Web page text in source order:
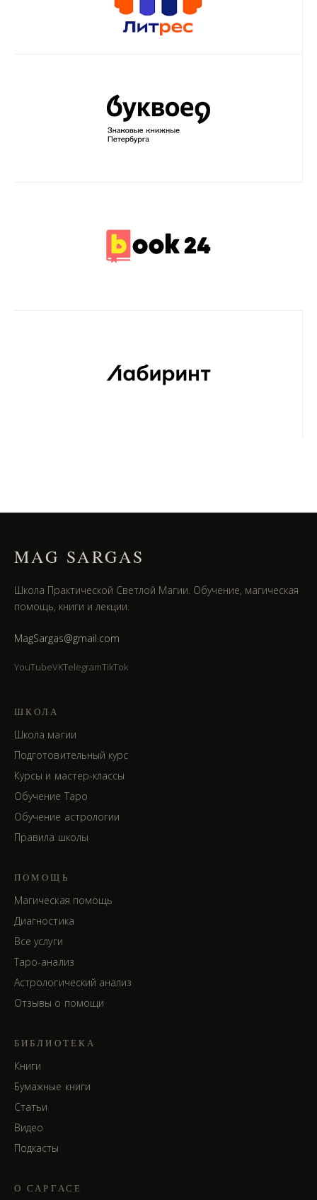
MAG SARGAS
Школа Практической Светлой Магии. Обучение, магическая
помощь, книги и лекции.
MagSargas@gmail.com
YouTubeVKTelegramTikTok
ШКОЛА
Школа магии
Подготовительный курс
Курсы и мастер-классы
Обучение Таро
Обучение астрологии
Правила школы
ПОМОЩЬ
Магическая помощь
Диагностика
Все услуги
Таро-анализ
Астрологический анализ
Отзывы о помощи
БИБЛИОТЕКА
Книги
Бумажные книги
Статьи
Видео
Подкасты
О САРГАСЕ